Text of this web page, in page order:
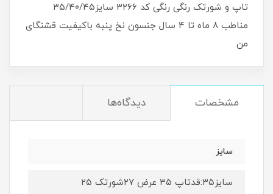
تاپ و شورتک رنگی رنگی کد ۳۲۶۶ سایز۳۵/۴۰/۴۵
مناطب ۸ ماه تا ۴ سال جنسون نخ پنبه باکیفیت قشنگای
من
مشخصات دیدگاه‌ها
سایز
سایز۳۵:قدتاپ ۳۵ عرض ۲۷شورتک ۲۵